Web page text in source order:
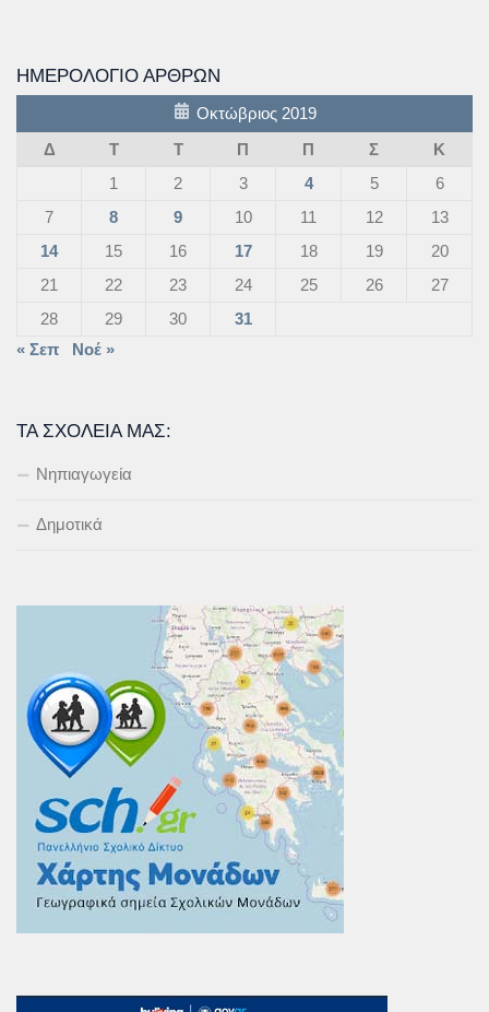
ΗΜΕΡΟΛΌΓΙΟ ΆΡΘΡΩΝ
Οκτώβριος 2019
Δ
Τ Τ Π Π Σ
Κ
1
2 3 4 5
6
7
8 9 10 11 12
13
14
15 16 17 18 19
20
21
22 23 24 25 26
27
28
29 30
31
« Σεπ
Νοέ »
ΤΑ ΣΧΟΛΕΊΑ ΜΑΣ:
Νηπιαγωγεία
Δημοτικά